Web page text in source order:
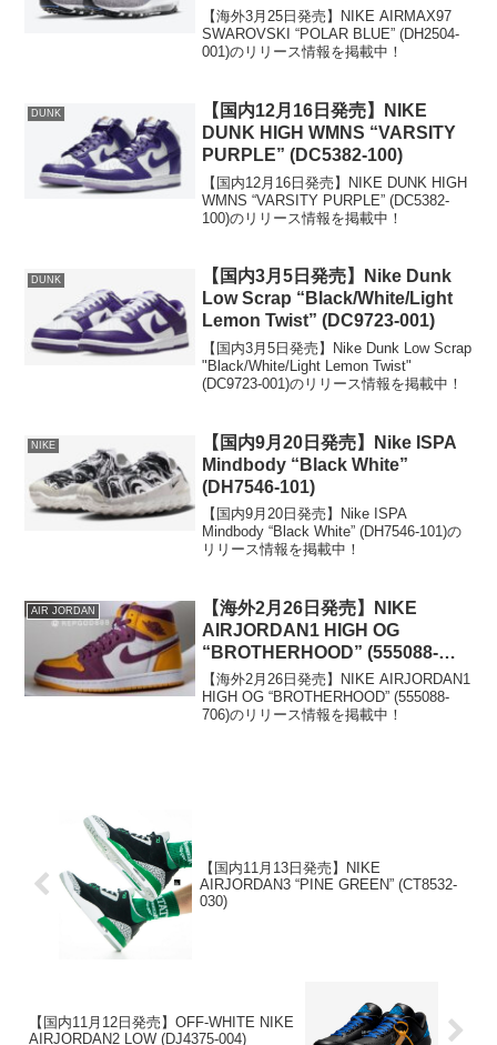
【海外3月25日発売】NIKE AIRMAX97
SWAROVSKI “POLAR BLUE” (DH2504-
001)のリリース情報を掲載中！
DUNK
【国内12月16日発売】NIKE
DUNK HIGH WMNS “VARSITY
PURPLE” (DC5382-100)
【国内12月16日発売】NIKE DUNK HIGH
WMNS “VARSITY PURPLE” (DC5382-
100)のリリース情報を掲載中！
DUNK
【国内3月5日発売】Nike Dunk
Low Scrap “Black/White/Light
Lemon Twist” (DC9723-001)
【国内3月5日発売】Nike Dunk Low Scrap
"Black/White/Light Lemon Twist"
(DC9723-001)のリリース情報を掲載中！
NIKE
【国内9月20日発売】Nike ISPA
Mindbody “Black White”
(DH7546-101)
【国内9月20日発売】Nike ISPA
Mindbody “Black White” (DH7546-101)の
リリース情報を掲載中！
AIR JORDAN
【海外2月26日発売】NIKE
AIRJORDAN1 HIGH OG
“BROTHERHOOD” (555088-
706)
【海外2月26日発売】NIKE AIRJORDAN1
HIGH OG “BROTHERHOOD” (555088-
706)のリリース情報を掲載中！
【国内11月13日発売】NIKE
AIRJORDAN3 “PINE GREEN” (CT8532-
030)
【国内11月12日発売】OFF-WHITE NIKE
AIRJORDAN2 LOW (DJ4375-004)